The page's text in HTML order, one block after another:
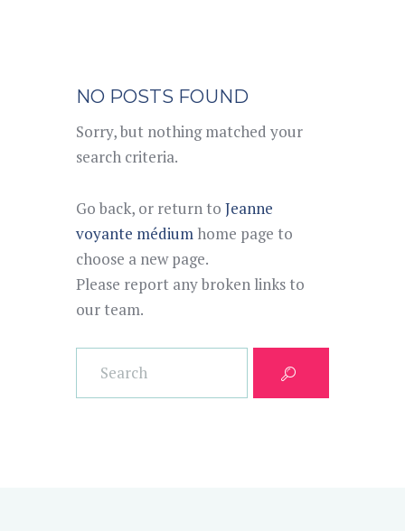
NO POSTS FOUND
Sorry, but nothing matched your
search criteria.
Go back, or return to Jeanne
voyante médium home page to
choose a new page.
Please report any broken links to
our team.